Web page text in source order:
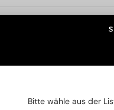
AUCH
Bitte wähle aus der